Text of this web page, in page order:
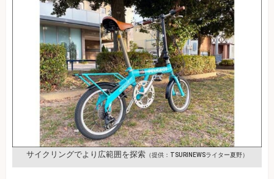
サイクリングでより広範囲を探索（提供：TSURINEWSライター夏野）